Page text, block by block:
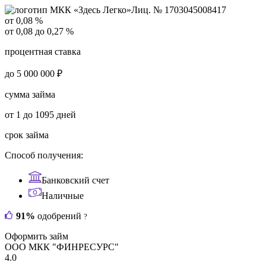
Лиц. № 1703045008417
от 0,08 %
от 0,08 до 0,27 %
процентная ставка
до 5 000 000 ₽
сумма займа
от 1 до 1095 дней
срок займа
Способ получения:
Банковский счет
Наличные
91% одобрений ?
Оформить займ
ООО МКК "ФИНРЕСУРС"
4.0